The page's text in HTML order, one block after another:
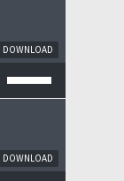
DOWNLOAD
DOWNLOAD